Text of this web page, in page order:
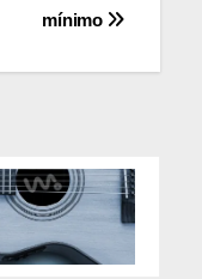
mínimo